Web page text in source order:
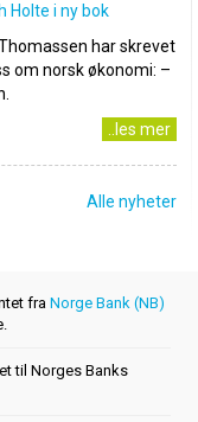
Holte i ny bok
har skrevet
om norsk økonomi: –
..les mer
Alle nyheter
fra Norge Bank (NB)
til Norges Banks